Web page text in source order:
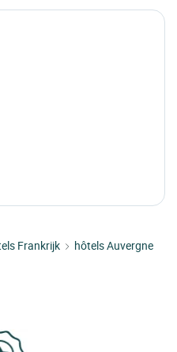
Frankrijk
hôtels Auvergne